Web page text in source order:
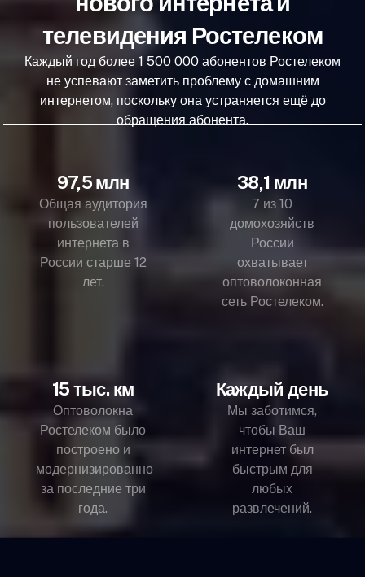
телевидения Ростелеком
Каждый год более 1 500 000 абонентов Ростелеком
не успевают заметить проблему с домашним
интернетом, поскольку она устраняется ещё до
обращения абонента.
97,5 млн
Общая аудитория
пользователей
интернета в
России старше 12
лет.
38,1 млн
7 из 10
домохозяйств
России
охватывает
оптоволоконная
сеть Ростелеком.
15 тыс. км
Оптоволокна
Ростелеком было
построено и
модернизированно
за последние три
года.
Каждый день
Мы заботимся,
чтобы Ваш
интернет был
быстрым для
любых
развлечений.